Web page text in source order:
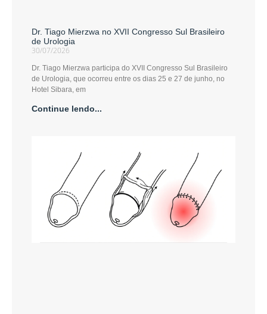
Dr. Tiago Mierzwa no XVII Congresso Sul Brasileiro
de Urologia
30/07/2026
Dr. Tiago Mierzwa participa do XVII Congresso Sul Brasileiro
de Urologia, que ocorreu entre os dias 25 e 27 de junho, no
Hotel Sibara, em
Continue lendo...